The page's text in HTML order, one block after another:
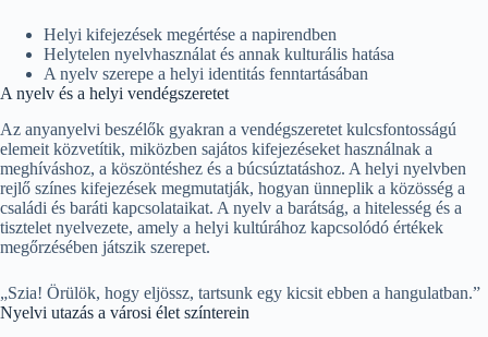
Helyi kifejezések megértése a napirendben
Helytelen nyelvhasználat és annak kulturális hatása
A nyelv szerepe a helyi identitás fenntartásában
A nyelv és a helyi vendégszeretet
Az anyanyelvi beszélők gyakran a vendégszeretet kulcsfontosságú
elemeit közvetítik, miközben sajátos kifejezéseket használnak a
meghíváshoz, a köszöntéshez és a búcsúztatáshoz. A helyi nyelvben
rejlő színes kifejezések megmutatják, hogyan ünneplik a közösség a
családi és baráti kapcsolataikat. A nyelv a barátság, a hitelesség és a
tisztelet nyelvezete, amely a helyi kultúrához kapcsolódó értékek
megőrzésében játszik szerepet.
„Szia! Örülök, hogy eljössz, tartsunk egy kicsit ebben a hangulatban.”
Nyelvi utazás a városi élet színterein